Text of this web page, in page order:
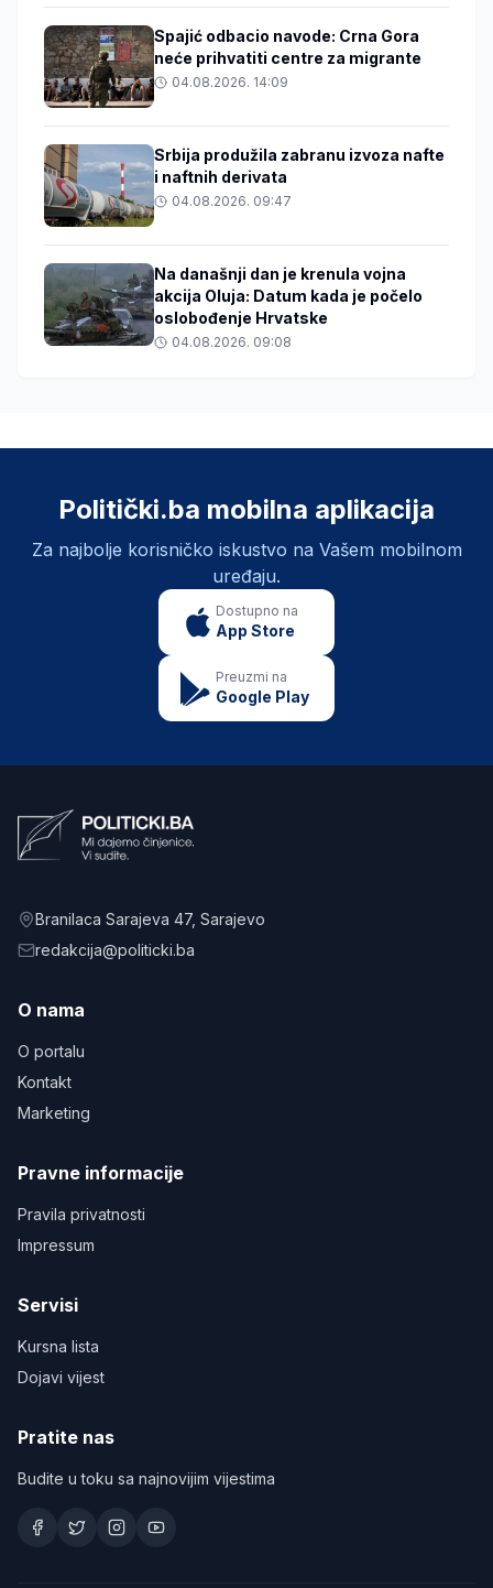
Spajić odbacio navode: Crna Gora
neće prihvatiti centre za migrante
04.08.2026. 14:09
Srbija produžila zabranu izvoza nafte
i naftnih derivata
04.08.2026. 09:47
Na današnji dan je krenula vojna
akcija Oluja: Datum kada je počelo
oslobođenje Hrvatske
04.08.2026. 09:08
Politički.ba mobilna aplikacija
Za najbolje korisničko iskustvo na Vašem mobilnom
uređaju.
Dostupno na
App Store
Preuzmi na
Google Play
Branilaca Sarajeva 47, Sarajevo
redakcija@politicki.ba
O nama
O portalu
Kontakt
Marketing
Pravne informacije
Pravila privatnosti
Impressum
Servisi
Kursna lista
Dojavi vijest
Pratite nas
Budite u toku sa najnovijim vijestima